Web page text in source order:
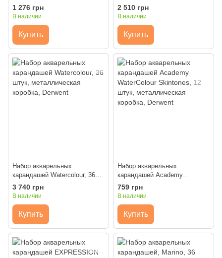
штук, металлическая коробка,
Derwent
1 276 грн
В наличии
Купить
штуки, металлическая
коробка, Derwent
2 510 грн
В наличии
Купить
Набор акварельных
карандашей Watercolour, 36
штук, металлическая коробка,
Derwent
3 740 грн
В наличии
Купить
Набор акварельных
карандашей Academy
WaterСolour Skintones, 12
штук, металлическая коробка,
759 грн
В наличии
Купить